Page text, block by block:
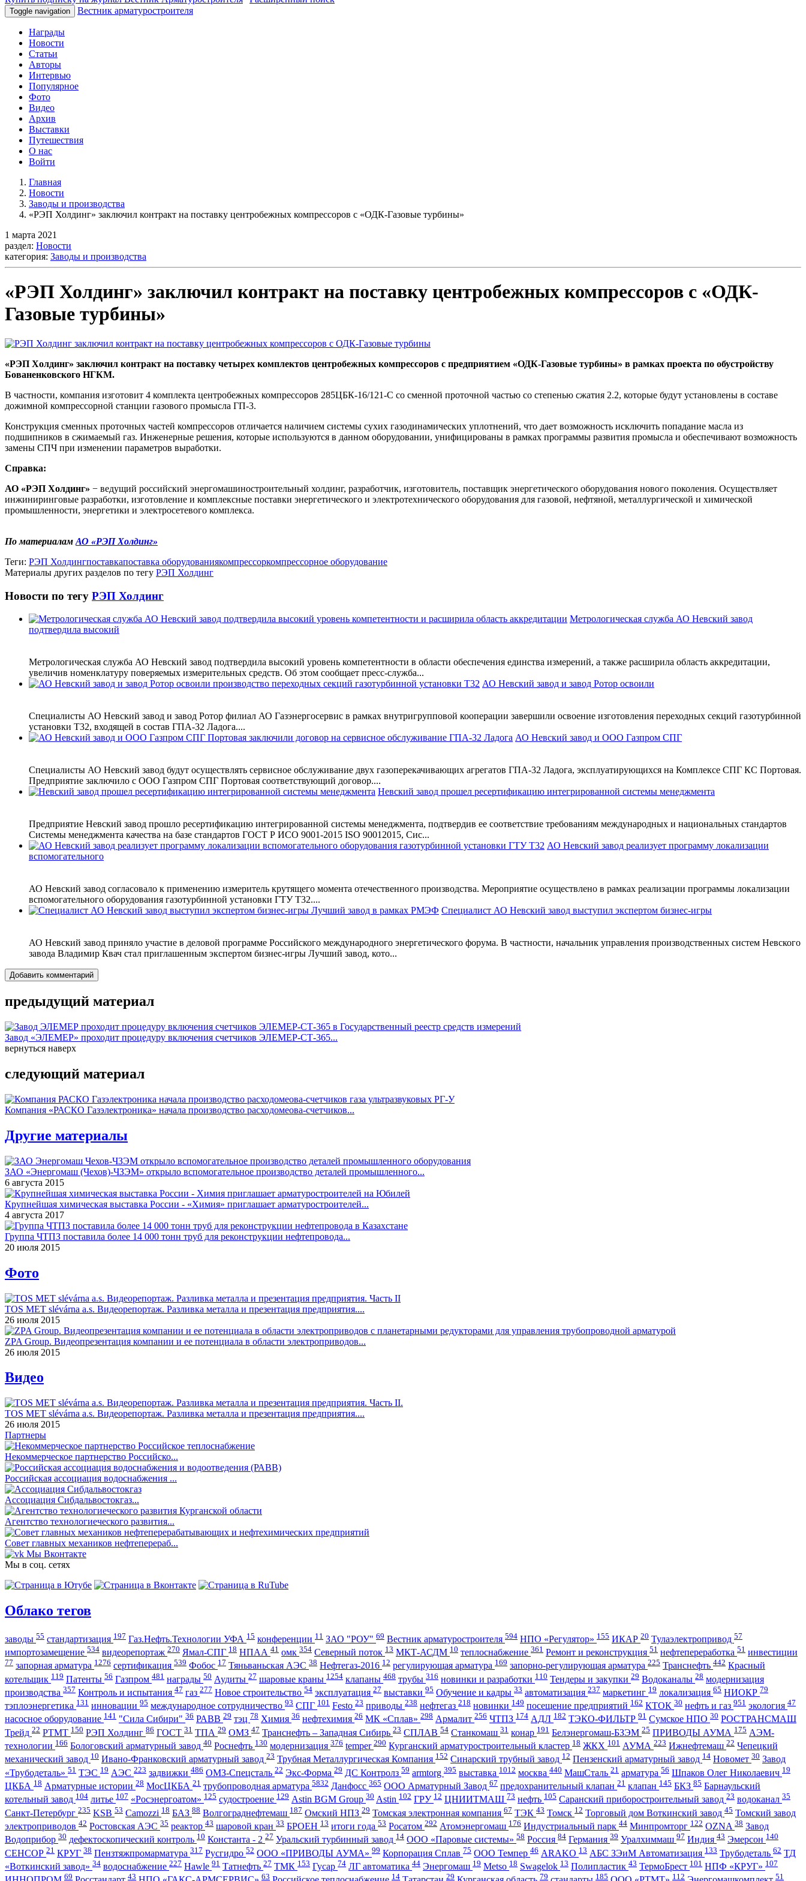
Toggle navigation Вестник арматуростроителя
Награды
Новости
Статьи
Авторы
Интервью
Популярное
Фото
Видео
Архив
Выставки
Путешествия
О нас
Войти
Главная
Новости
Заводы и производства
«РЭП Холдинг» заключил контракт на поставку центробежных компрессоров с «ОДК-Газовые турбины»
1 марта 2021
раздел: Новости
категория: Заводы и производства
«РЭП Холдинг» заключил контракт на поставку центробежных компрессоров с «ОДК-
Газовые турбины»
«РЭП Холдинг» заключил контракт на поставку четырех комплектов центробежных компрессоров с предприятием «ОДК-Газовые турбины» в рамках проекта по обустройству
Бованенковского НГКМ.
В частности, компания изготовит 4 комплекта центробежных компрессоров 285ЦБК-16/121-С со сменной проточной частью со степенью сжатия 2.2, которые будут установлены в составе
дожимной компрессорной станции газового промысла ГП-3.
Конструкция сменных проточных частей компрессоров отличается наличием системы сухих газодинамических уплотнений, что дает возможность исключить попадание масла из
подшипников в сжимаемый газ. Инженерные решения, которые используются в данном оборудовании, унифицированы в рамках программы развития промысла и обеспечивают возможность
замены СПЧ при изменении параметров выработки.
Справка:
АО «РЭП Холдинг» − ведущий российский энергомашиностроительный холдинг, разработчик, изготовитель, поставщик энергетического оборудования нового поколения. Осуществляет
инжиниринговые разработки, изготовление и комплексные поставки энергетического и электротехнического оборудования для газовой, нефтяной, металлургической и химической
промышленности, энергетики и электросетевого комплекса.
По материалам АО «РЭП Холдинг»
Теги: РЭП Холдингпоставкапоставка оборудованиякомпрессоркомпрессорное оборудование
Материалы других разделов по тегу РЭП Холдинг
Новости по тегу РЭП Холдинг
Метрологическая служба АО Невский завод
подтвердила высокий
Метрологическая служба АО Невский завод подтвердила высокий уровень компетентности в области обеспечения единства измерений, а также расширила область аккредитации,
увеличив номенклатуру поверяемых измерительных средств. Об этом сообщает пресс-служба...
АО Невский завод и завод Ротор освоили
Специалисты АО Невский завод и завод Ротор филиал АО Газэнергосервис в рамках внутригрупповой кооперации завершили освоение изготовления переходных секций газотурбинной
установки Т32, входящей в состав ГПА-32 Ладога....
АО Невский завод и ООО Газпром СПГ
Специалисты АО Невский завод будут осуществлять сервисное обслуживание двух газоперекачивающих агрегатов ГПА-32 Ладога, эксплуатирующихся на Комплексе СПГ КС Портовая.
Предприятие заключило с ООО Газпром СПГ Портовая соответствующий договор....
Невский завод прошел ресертификацию интегрированной системы менеджмента
Предприятие Невский завод прошло ресертификацию интегрированной системы менеджмента, подтвердив ее соответствие требованиям международных и национальных стандартов
Системы менеджмента качества на базе стандартов ГОСТ Р ИСО 9001-2015 ISO 90012015, Сис...
АО Невский завод реализует программу локализации
вспомогательного
АО Невский завод согласовало к применению измеритель крутящего момента отечественного производства. Мероприятие осуществлено в рамках реализации программы локализации
вспомогательного оборудования газотурбинной установки ГТУ Т32....
Специалист АО Невский завод выступил экспертом бизнес-игры
АО Невский завод приняло участие в деловой программе Российского международного энергетического форума. В частности, начальник управления производственных систем Невского
завода Владимир Квач стал приглашенным экспертом бизнес-игры Лучший завод, кото...
Добавить комментарий
предыдущий материал
Завод «ЭЛЕМЕР» проходит процедуру включения счетчиков ЭЛЕМЕР-СТ-365...
вернуться наверх
следующий материал
Компания «РАСКО Газэлектроника» начала производство расходомеова-счетчиков...
Другие материалы
ЗАО «Энергомаш (Чехов)-ЧЗЭМ» открыло вспомогательное производство деталей промышленного...
6 августа 2015
Крупнейшая химическая выставка России - «Химия» приглашает арматуростроителей...
4 августа 2017
Группа ЧТПЗ поставила более 14 000 тонн труб для реконструкции нефтепровода...
20 июля 2015
Фото
TOS MET slévárna a.s. Видеорепортаж. Разливка металла и презентация предприятия....
26 июля 2015
ZPA Group. Видеопрезентация компании и ее потенциала в области электроприводов...
26 июля 2015
Видео
TOS MET slévárna a.s. Видеорепортаж. Разливка металла и презентация предприятия....
26 июля 2015
Партнеры
Некоммерческое партнерство Российско...
Российская ассоциация водоснабжения ...
Ассоциация Сибдальвостокгаз...
Агентство технологиеческого развития...
Совет главных механиков нефтеперераб...
Мы Вконтакте
Мы в соц. сетях
Облако тегов
заводы 55 стандартизация 197 Газ.Нефть.Технологии УФА 15 конференции 11 ЗАО "РОУ" 69 Вестник арматуростроителя 594 НПО «Регулятор» 155 ИКАР 20 Тулаэлектропривод 57
импортозамещение 534 видеорепортаж 270 Ямал-СПГ 18 НПАА 41 омк 354 Северный поток 13 МКТ-АСДМ 10 теплоснабжение 361 Ремонт и реконструкция 51 нефтепереработка 51 инвестиции
77 запорная арматура 1276 сертификация 539 Фобос 17 Тяньваньская АЭС 38 Нефтегаз-2016 12 регулирующая арматура 169 запорно-регулирующая арматура 225 Транснефть 442 Красный
котельщик 119 Патенты 56 Газпром 481 награды 50 Аудиты 27 шаровые краны 1254 клапаны 468 трубы 316 новинки и разработки 110 Тендеры и закупки 29 Водоканалы 28 модернизация
производства 357 Контроль и испытания 47 газ 277 Новое строительство 54 эксплуатация 27 выставки 95 Обучение и кадры 33 автоматизация 237 маркетинг 19 локализация 65 НИОКР 79
тэплоэнергетика 131 инновации 95 международное сотрудничество 93 СПГ 101 Festo 23 приводы 238 нефтегаз 218 новинки 149 посещение предприятий 162 КТОК 30 нефть и газ 951 экология 47
насосное оборудование 141 "Сила Сибири" 36 РАВВ 29 тэц 78 Химия 36 нефтехимия 26 МК «Сплав» 298 Армалит 256 ЧТПЗ 174 АДЛ 182 ТЭКО-ФИЛЬТР 91 Сумское НПО 30 РОСТРАНСМАШ
Трейд 22 РТМТ 150 РЭП Холдинг 86 ГОСТ 31 ТПА 29 ОМЗ 47 Транснефть – Западная Сибирь 23 СПЛАВ 54 Станкомаш 31 конар 191 Белэнергомаш-БЗЭМ 25 ПРИВОДЫ АУМА 175 АЭМ-
технологии 166 Бологовский арматурный завод 40 Роснефть 130 модернизация 376 temper 290 Курганский арматуростроительный кластер 18 ЖКХ 101 АУМА 223 Ижнефтемаш 22 Чепецкий
механический завод 10 Ивано-Франковский арматурный завод 23 Трубная Металлургическая Компания 152 Синарский трубный завод 12 Пензенский арматурный завод 14 Новомет 30 Завод
«Трубодеталь» 51 ТЭС 19 АЭС 223 задвижки 486 ОМЗ-Спецсталь 22 Экс-Форма 29 ДС Контролз 59 armtorg 395 выставка 1012 москва 440 МашСталь 21 арматура 56 Шпаков Олег Николаевич 19
ЦКБА 18 Арматурные истории 28 МосЦКБА 21 трубопроводная арматура 5832 Данфосс 365 ООО Арматурный Завод 67 предохранительный клапан 21 клапан 145 БКЗ 85 Барнаульский
котельный завод 104 литье 107 «Росэнергоатом» 125 судостроение 129 Astin BGM Group 30 Astin 102 ГРУ 12 ЦНИИТМАШ 73 нефть 105 Саранский приборостроительный завод 23 водоканал 35
Санкт-Петербург 235 KSB 53 Camozzi 18 БАЗ 88 Волгограднефтемаш 187 Омский НПЗ 29 Томская электронная компания 67 ТЭК 43 Томск 12 Торговый дом Воткинский завод 45 Томский завод
электроприводов 42 Ростовская АЭС 35 реактор 43 шаровой кран 33 БРОЕН 13 итоги года 53 Росатом 292 Атомэнергомаш 176 Индустриальный парк 44 Минпромторг 122 OZNA 38 Завод
Водоприбор 30 дефектоскопический контроль 10 Константа - 2 27 Уральский турбинный завод 14 ООО «Паровые системы» 58 Россия 84 Германия 39 Уралхиммаш 97 Индия 43 Эмерсон 140
СЕНСОР 21 КРУГ 38 Пензтяжпромарматура 317 Русгидро 52 ООО «ПРИВОДЫ АУМА» 99 Корпорация Сплав 75 ООО Темпер 46 ARAKO 13 АБС ЗЭиМ Автоматизация 133 Трубодеталь 62 ТД
«Воткинский завод» 34 водоснабжение 227 Hawle 91 Татнефть 27 ТМК 153 Гусар 74 ЛГ автоматика 44 Энергомаш 19 Metso 18 Swagelok 13 Полипластик 43 ТермоБрест 101 НПФ «КРУГ» 107
69 43 63 14 29 79 185 112 51